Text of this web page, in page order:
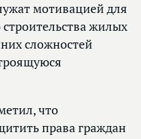
мотивацией для
жилых
сложностей
что
права граждан